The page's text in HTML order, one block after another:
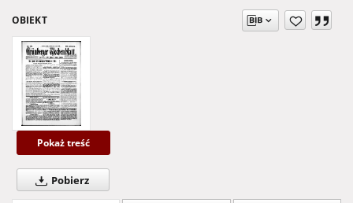
OBIEKT
Pokaż treść
Pobierz